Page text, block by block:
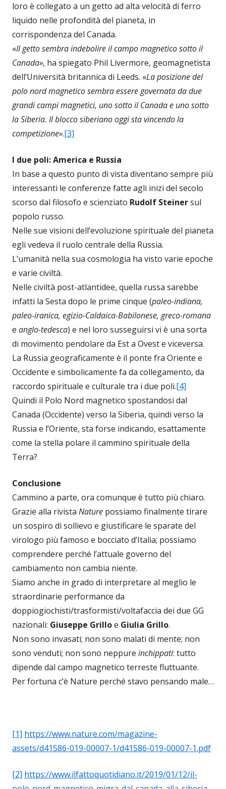
loro è collegato a un getto ad alta velocità di ferro
liquido nelle profondità del pianeta, in
corrispondenza del Canada.
«Il getto sembra indebolire il campo magnetico sotto il
Canada», ha spiegato Phil Livermore, geomagnetista
dell’Università britannica di Leeds. «La posizione del
polo nord magnetico sembra essere governata da due
grandi campi magnetici, uno sotto il Canada e uno sotto
la Siberia. Il blocco siberiano oggi sta vincendo la
competizione».[3]
I due poli: America e Russia
In base a questo punto di vista diventano sempre più
interessanti le conferenze fatte agli inizi del secolo
scorso dal filosofo e scienziato Rudolf Steinersul
popolo russo.
Nelle sue visioni dell’evoluzione spirituale del pianeta
egli vedeva il ruolo centrale della Russia.
L’umanità nella sua cosmologia ha visto varie epoche
e varie civiltà.
Nelle civiltà post-atlantidee, quella russa sarebbe
infatti la Sesta dopo le prime cinque (paleo-indiana,
paleo-iranica, egizio-Caldaica-Babilonese, greco-romana
e anglo-tedesca) e nel loro susseguirsi vi è una sorta
di movimento pendolare da Est a Ovest e viceversa.
La Russia geograficamente è il ponte fra Oriente e
Occidente e simbolicamente fa da collegamento, da
raccordo spirituale e culturale tra i due poli.[4]
Quindi il Polo Nord magnetico spostandosi dal
Canada (Occidente) verso la Siberia, quindi verso la
Russia e l’Oriente, sta forse indicando, esattamente
come la stella polare il cammino spirituale della
Terra?
Conclusione
Cammino a parte, ora comunque è tutto più chiaro.
Grazie alla rivista Nature possiamo finalmente tirare
un sospiro di sollievo e giustificare le sparate del
virologo più famoso e bocciato d’Italia; possiamo
comprendere perché l’attuale governo del
cambiamento non cambia niente.
Siamo anche in grado di interpretare al meglio le
straordinarie performance da
doppiogiochisti/trasformisti/voltafaccia dei due GG
nazionali: Giuseppe Grilloe Giulia Grillo.
Non sono invasati; non sono malati di mente; non
sono venduti; non sono neppure inchippati: tutto
dipende dal campo magnetico terreste fluttuante.
Per fortuna c’è Nature perché stavo pensando male…
[1] https://www.nature.com/magazine-
assets/d41586-019-00007-1/d41586-019-00007-1.pdf
[2] https://www.ilfattoquotidiano.it/2019/01/12/il-